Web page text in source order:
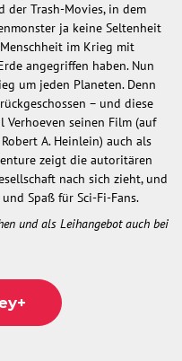
der Trash-Movies, in dem
ja keine Seltenheit
im Krieg mit
angegriffen haben. Nun
um jeden Planeten. Denn
– und diese
Verhoeven seinen Film (auf
A. Heinlein) auch als
zeigt die autoritären
nach sich zieht, und
Spaß für Sci-Fi-Fans.
und als Leihangebot auch bei